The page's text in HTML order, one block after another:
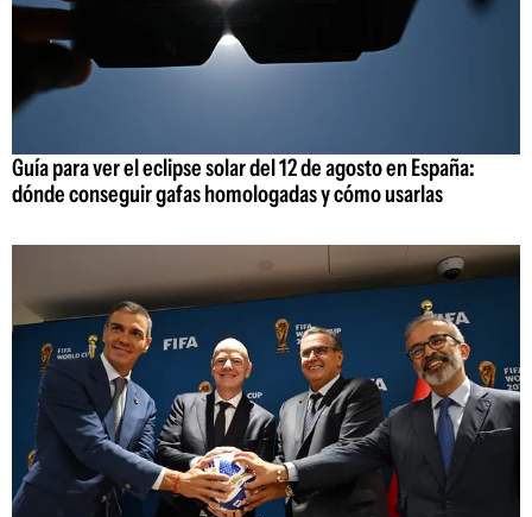
Guía para ver el eclipse solar del 12 de agosto en España:
dónde conseguir gafas homologadas y cómo usarlas